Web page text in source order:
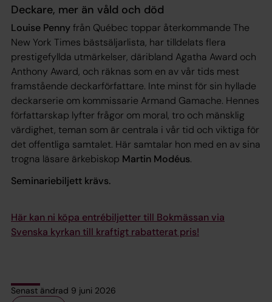
Deckare, mer än våld och död
Louise Pennyfrån Québec toppar återkommande The
New York Times bästsäljarlista, har tilldelats flera
prestigefyllda utmärkelser, däribland Agatha Award och
Anthony Award, och räknas som en av vår tids mest
framstående deckarförfattare. Inte minst för sin hyllade
deckarserie om kommissarie Armand Gamache. Hennes
författarskap lyfter frågor om moral, tro och mänsklig
värdighet, teman som är centrala i vår tid och viktiga för
det offentliga samtalet. Här samtalar hon med en av sina
trogna läsare ärkebiskop Martin Modéus.
Seminariebiljett krävs.
Här kan ni köpa entrébiljetter till Bokmässan via
Svenska kyrkan till kraftigt rabatterat pris!
Senast ändrad 9 juni 2026